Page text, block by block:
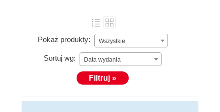
Pokaż produkty: Wszystkie
Sortuj wg: Data wydania
Filtruj »